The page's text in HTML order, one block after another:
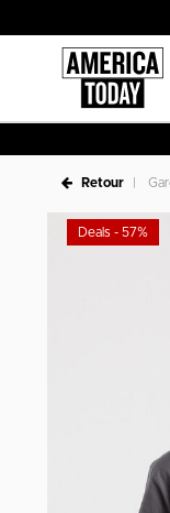
Retour
Deals - 57%